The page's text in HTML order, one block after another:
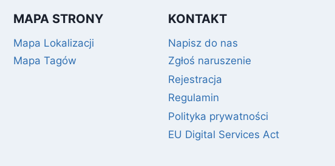
MAPA STRONY
Mapa Lokalizacji
Mapa Tagów
KONTAKT
Napisz do nas
Zgłoś naruszenie
Rejestracja
Regulamin
Polityka prywatności
EU Digital Services Act